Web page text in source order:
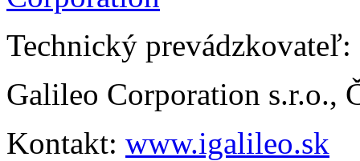
Technický prevádzkovateľ:
Galileo Corporation s.r.o.,
Kontakt: www.igalileo.sk